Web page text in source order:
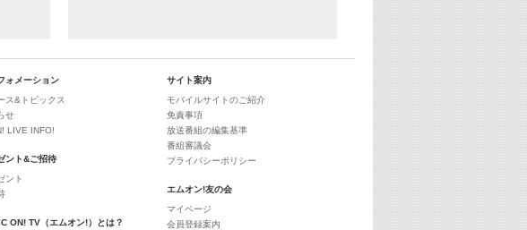
ォメーション
ス&トピックス
せ
LIVE INFO!
ント&ご招待
ント
ON! TV（エムオン!）とは？
サイト案内
モバイルサイトのご紹介
免責事項
放送番組の編集基準
番組審議会
プライバシーポリシー
エムオン!友の会
マイページ
会員登録案内